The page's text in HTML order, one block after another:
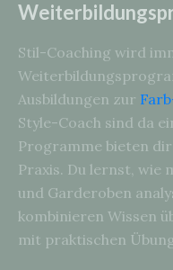
Stil-Coaching wird
Ausbildungen zur
Style-Coach sind da
Programme bieten
Praxis. Du lernst, wie
und Garderoben
kombinieren Wissen
mit praktischen